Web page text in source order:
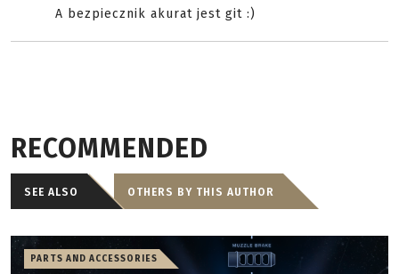
A bezpiecznik akurat jest git :)
RECOMMENDED
SEE ALSO OTHERS BY THIS AUTHOR
PARTS AND ACCESSORIES